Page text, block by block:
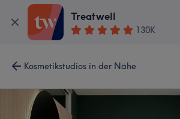
Treatwell
130K
Kosmetikstudios in der Nähe